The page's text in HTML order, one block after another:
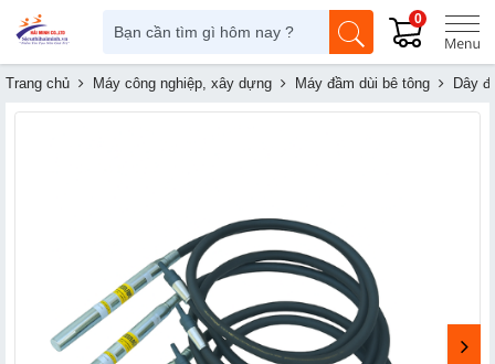
0
Trang chủ Máy công nghiệp, xây dựng Máy đầm dùi bê tông Dây